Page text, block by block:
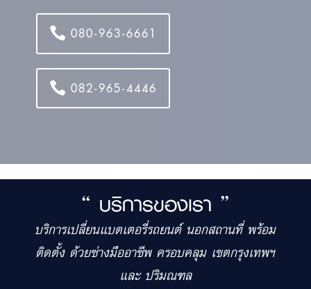
080-963-6661
082-965-4446
“ บริการของเรา ”
บริการเปลี่ยนแบตเตอรี่รถยนต์ นอกสถานที่ พร้อม
ติดตั้ง ด้วยช่างมืออาชีพ ครอบคลุม เขตกรุงเทพฯ
และ ปริมณฑล